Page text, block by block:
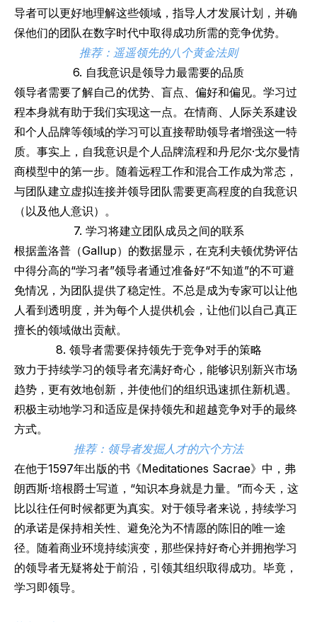
导者可以更好地理解这些领域，指导人才发展计划，并确
保他们的团队在数字时代中取得成功所需的竞争优势。
推荐： 遥遥领先的八个黄金法则
6. 自我意识是领导力最需要的品质
领导者需要了解自己的优势、盲点、偏好和偏见。学习过
程本身就有助于我们实现这一点。在情商、人际关系建设
和个人品牌等领域的学习可以直接帮助领导者增强这一特
质。事实上，自我意识是个人品牌流程和丹尼尔·戈尔曼情
商模型中的第一步。随着远程工作和混合工作成为常态，
与团队建立虚拟连接并领导团队需要更高程度的自我意识
（以及他人意识）。
7. 学习将建立团队成员之间的联系
根据盖洛普（Gallup）的数据显示，在克利夫顿优势评估
中得分高的“学习者”领导者通过准备好“不知道”的不可避
免情况，为团队提供了稳定性。不总是成为专家可以让他
人看到透明度，并为每个人提供机会，让他们以自己真正
擅长的领域做出贡献。
8. 领导者需要保持领先于竞争对手的策略
致力于持续学习的领导者充满好奇心，能够识别新兴市场
趋势，更有效地创新，并使他们的组织迅速抓住新机遇。
积极主动地学习和适应是保持领先和超越竞争对手的最终
方式。
推荐： 领导者发掘人才的六个方法
在他于1597年出版的书《Meditationes Sacrae》中，弗
朗西斯·培根爵士写道，“知识本身就是力量。”而今天，这
比以往任何时候都更为真实。对于领导者来说，持续学习
的承诺是保持相关性、避免沦为不情愿的陈旧的唯一途
径。随着商业环境持续演变，那些保持好奇心并拥抱学习
的领导者无疑将处于前沿，引领其组织取得成功。毕竟，
学习即领导。